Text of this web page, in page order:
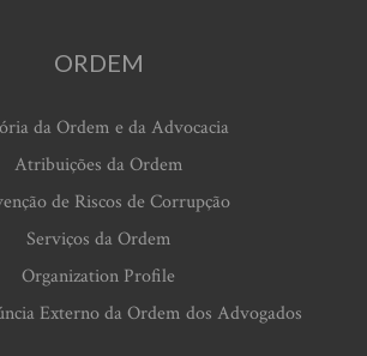
ORDEM
da Ordem e da Advocacia
Atribuições da Ordem
de Riscos de Corrupção
Serviços da Ordem
Organization Profile
Externo da Ordem dos Advogados